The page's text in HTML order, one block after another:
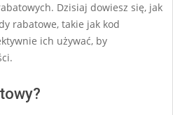
Dzisiaj dowiesz się, jak
rabatowe, takie jak kod
ich używać, by